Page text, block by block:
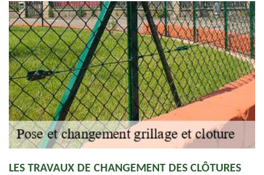
LES TRAVAUX DE CHANGEMENT DES CLÔTURES